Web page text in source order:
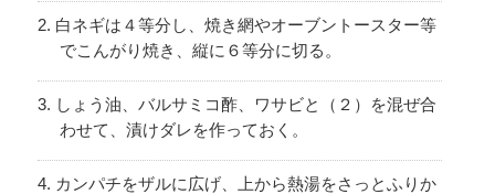
白ネギは４等分し、焼き網やオーブントースター等
でこんがり焼き、縦に６等分に切る。
しょう油、バルサミコ酢、ワサビと（２）を混ぜ合
わせて、漬けダレを作っておく。
カンパチをザルに広げ、上から熱湯をさっとふりか